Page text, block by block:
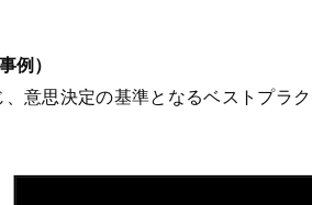
例）
意思決定の基準となるベストプラ